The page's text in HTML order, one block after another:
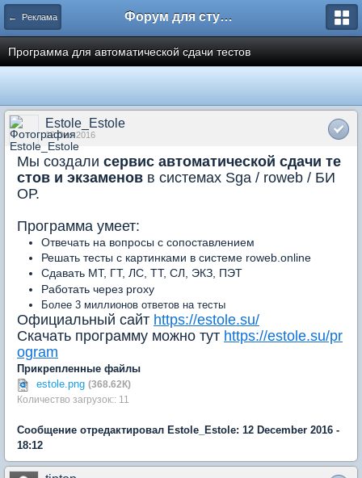
← Реклама Форум для студента СГА
Программа для автоматической сдачи тестов
Estole_Estole
12 Dec 2016
Мы создали сервис автоматической сдачи те
стов и экзаменов в системах Sga / roweb / БИ
ОР.
Программа умеет:
Отвечать на вопросы с сопоставлением
Решать тесты с картинками в системе roweb.online
Сдавать МТ, ГТ, ЛС, ТТ, СЛ, ЭКЗ, ПЭТ
Работать через proxy
Более 3 миллионов ответов на тесты
Официальный сайт https://estole.su/
Скачать программу можно тут https://estole.su/pr
ogram
Прикрепленные файлы
estole.png (368.62К)
Количество загрузок:: 11
Сообщение отредактировал Estole_Estole: 12 December 2016 -
18:12